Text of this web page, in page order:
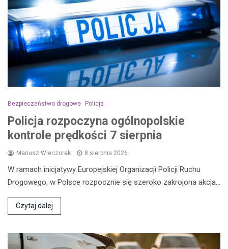
Bezpieczeństwo drogowe Policja
Policja rozpoczyna ogólnopolskie
kontrole prędkości 7 sierpnia
Mariusz Wieczorek 8 sierpnia 2026
W ramach inicjatywy Europejskiej Organizacji Policji Ruchu
Drogowego, w Polsce rozpocznie się szeroko zakrojona akcja…
Czytaj dalej